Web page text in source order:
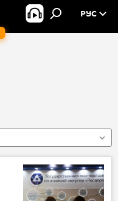
РУС